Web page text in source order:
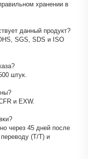
хранении в
данный продукт?
SGS, SDS и ISO
штук.
и EXW.
через 45 дней после
(T/T) и